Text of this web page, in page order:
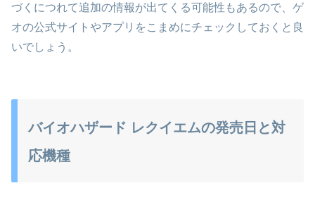
づくにつれて追加の情報が出てくる可能性もあるので、ゲ
オの公式サイトやアプリをこまめにチェックしておくと良
いでしょう。
バイオハザード レクイエムの発売日と対
応機種